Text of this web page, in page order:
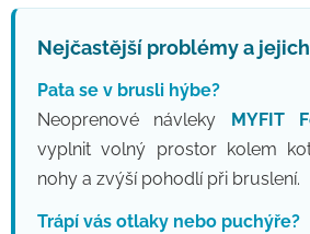
Nejčastější problémy a
Pata se v brusli hýbe?
Neoprenové návleky MYFIT
vyplnit volný prostor kolem
nohy a zvýší pohodlí při bruslení.
Trápí vás otlaky nebo puchýře?